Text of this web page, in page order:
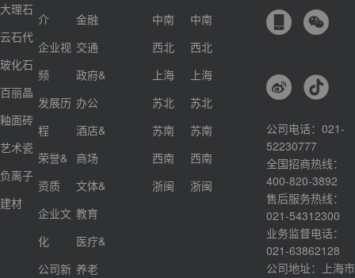
大理石
云石代
玻化石
百丽晶
釉面砖
艺术瓷
负离子
建材
介
企业视
频
发展历
程
荣誉&
资质
企业文
化
公司新
金融
交通
政府&
办公
酒店&
商场
文体&
教育
医疗&
养老
中南
西北
上海
苏北
苏南
西南
浙闽
中南
西北
上海
苏北
苏南
西南
浙闽
公司电话：021-
52230777
全国招商热线：
400-820-3892
售后服务热线：
021-54312300
业务监督电话：
021-63862128
公司地址：上海市